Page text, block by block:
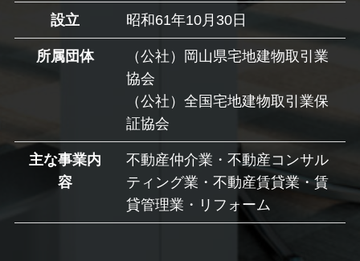
設立 昭和61年10月30日
所属団体
（公社）岡山県宅地建物取引業
協会
（公社）全国宅地建物取引業保
証協会
主な事業内
容
不動産仲介業・不動産コンサル
ティング業・不動産賃貸業・賃
貸管理業・リフォーム